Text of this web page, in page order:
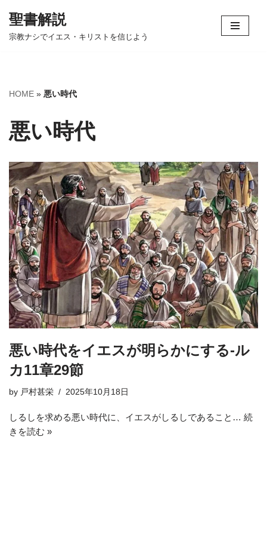
コ
ツ
キ
プ
聖書解説
宗教ナシでイエス・キリストを信じよう
HOME » 悪い時代
悪い時代
悪い時代をイエスが明らかにする-ル
カ11章29節
by 戸村甚栄 2025年10月18日
しるしを求める悪い時代に、イエスがしるしであること… 続
きを読む »